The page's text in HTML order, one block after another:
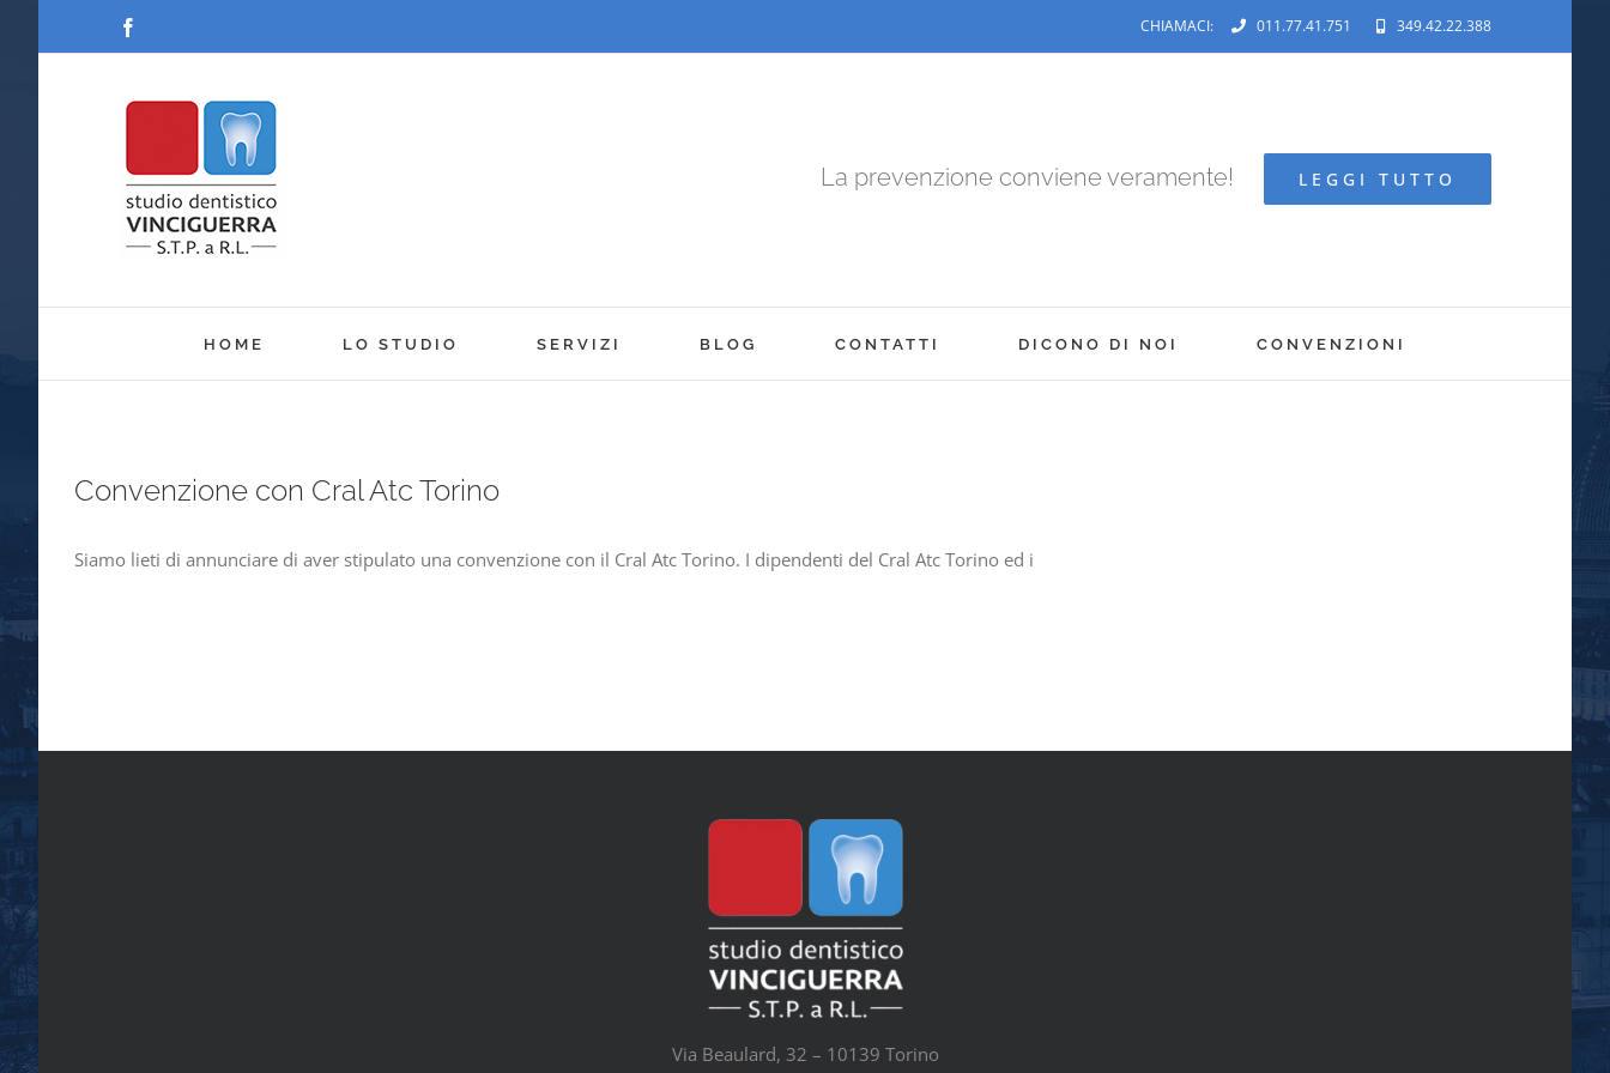
CHIAMACI: 011.77.41.751 349.42.22.388
La prevenzione conviene veramente! LEGGI TUTTO
HOME LO STUDIO SERVIZI BLOG CONTATTI DICONO DI NOI CONVENZIONI
Convenzione con Cral Atc Torino
Siamo lieti di annunciare di aver stipulato una convenzione con il Cral Atc Torino. I dipendenti del Cral Atc Torino ed i
Via Beaulard, 32 – 10139 Torino